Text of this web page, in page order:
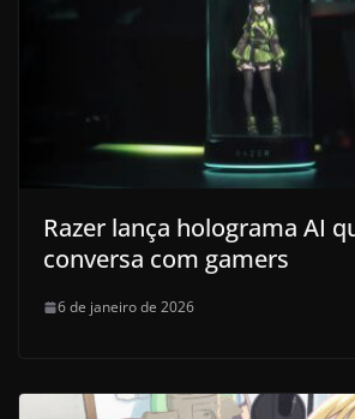
Razer lança holograma AI
conversa com gamers
6 de janeiro de 2026